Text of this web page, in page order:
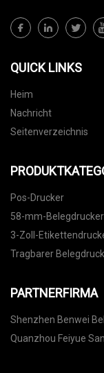
QUICK LINKS
Heim
Nachricht
Seitenverzeichnis
Pos-Drucker
58-mm-Belegdrucker
3-Zoll-
Tragbarer
PARTNERFIRMA
Shenzhen Benwei Beleuchtung
Technologie Co., Ltd
Quanzhou Feiyue Sanitär